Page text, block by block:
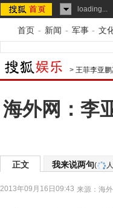
loading...
首页 - 新闻 - 军事 - 文
> 王菲李亚
海外网：李
正文 我来说两句(
2013年09月16日09:43 来源： 海